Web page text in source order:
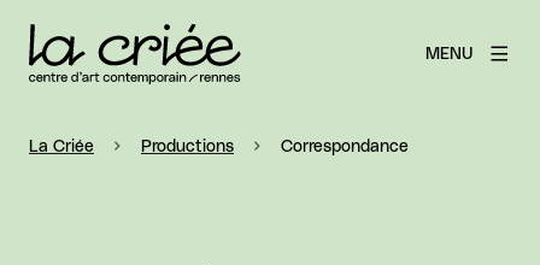
MENU
La Criée Productions Correspondance